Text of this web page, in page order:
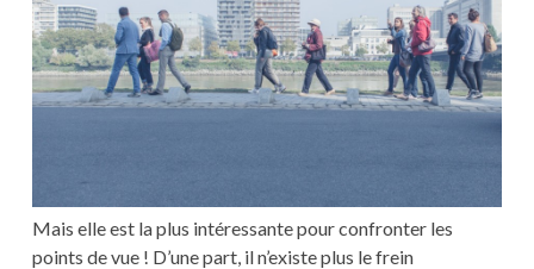
Mais elle est la plus intéressante pour confronter les
points de vue ! D’une part, il n’existe plus le frein